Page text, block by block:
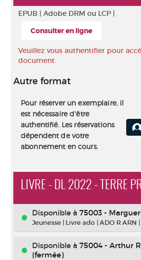
EPUB | Adobe DRM ou LCP |
Consulter en ligne
Veuillez vous authentifier pour
document.
Autre format
Pour réserver un exemplaire, il
est nécessaire d'être
authentifié. Les réservations
dépendent de votre
abonnement en cours.
LIVRE - DL 2022 - TERRE
Disponible à 75003 -
Jeunesse | Livre ado |ADO R ARN |
Disponible à 75004 - Arthur
(fermée)